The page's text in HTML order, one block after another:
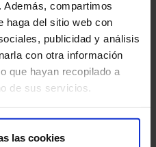
compartimos
haga del sitio web con
publicidad y análisis
con otra información
que hayan recopilado a
de sus servicios.
las cookies